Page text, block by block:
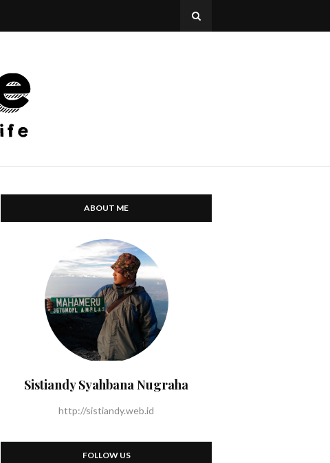
ABOUT ME
Sistiandy Syahbana Nugraha
http://sistiandy.web.id
FOLLOW US